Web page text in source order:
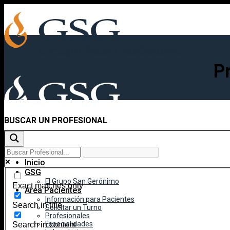
content
Inicio
GSG
El Grupo San Gerónimo
Área Pacientes
Información para Pacientes
Solicitar un Turno
Profesionales
Especialidades
BUSCAR UN PROFESIONAL
Exact matches only
Search in title
Search in content